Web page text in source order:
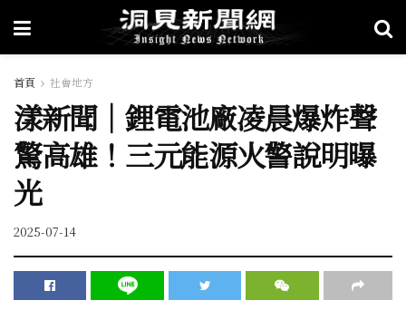
首頁 社會地方
漾新聞｜鋰電池廠凌晨爆炸聲
驚高雄！三元能源火警說明曝
光
2025-07-14